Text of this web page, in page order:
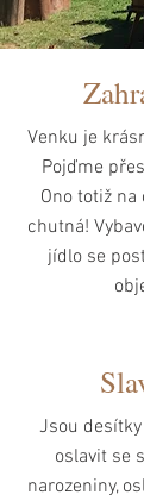
Venku je
Pojďme
Ono totiž
chutná!
jídlo se
Jsou
oslavit se
narozeniny,